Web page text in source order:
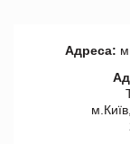
Адреса: